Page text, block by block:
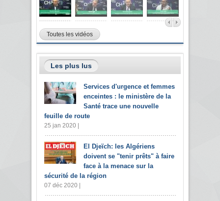
Toutes les vidéos
Les plus lus
Services d'urgence et femmes
enceintes : le ministère de la
Santé trace une nouvelle
feuille de route
25 jan 2020 |
El Djeïch: les Algériens
doivent se "tenir prêts" à faire
face à la menace sur la
sécurité de la région
07 déc 2020 |